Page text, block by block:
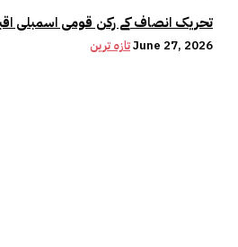
تحریک انصاف کے رکن قومی اسمبلی
تازہ ترینJune 27, 2026